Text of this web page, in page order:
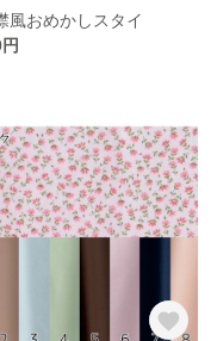
風おめかしスタイ